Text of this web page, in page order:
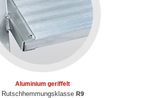
Aluminium geriffelt
Rutschhemmungsklasse R9